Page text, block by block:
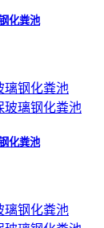
化粪池
璃钢化粪池
化粪池
璃钢化粪池